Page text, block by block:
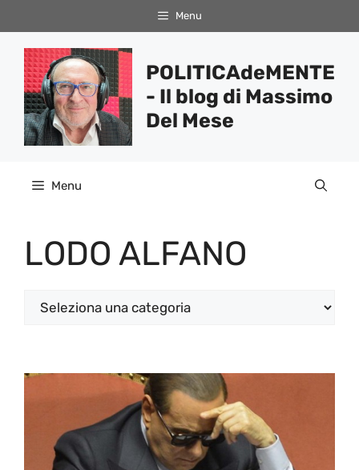
al
contenuto
Menu
POLITICAdeMENTE
- Il blog di Massimo
Del Mese
Menu
LODO ALFANO
Categorie